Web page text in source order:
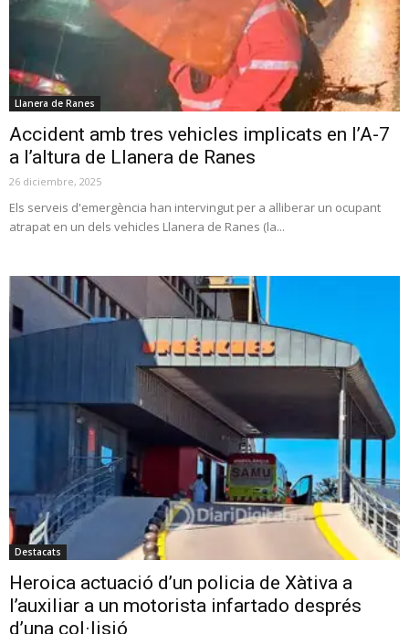
Llanera de Ranes
Accident amb tres vehicles implicats en l’A-7
a l’altura de Llanera de Ranes
26 diciembre, 2025
Els serveis d'emergència han intervingut per a alliberar un ocupant
atrapat en un dels vehicles Llanera de Ranes (la...
Destacats
Heroica actuació d’un policia de Xàtiva a
l’auxiliar a un motorista infartado després
d’una col·lisió